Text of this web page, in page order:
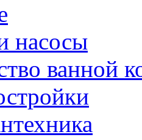
насосы
ванной